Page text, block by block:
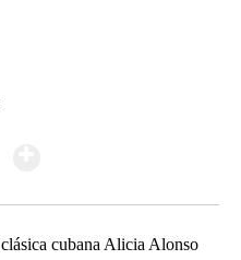
cubana Alicia Alonso